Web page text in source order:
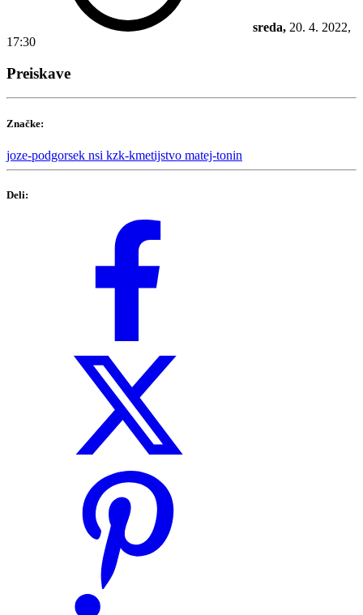
sreda, 20. 4. 2022,
17:30
Preiskave
Značke:
joze-podgorsek nsi kzk-kmetijstvo matej-tonin
Deli: